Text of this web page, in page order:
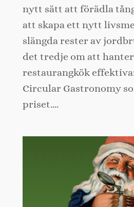
nytt sätt att förädla
att skapa ett nytt
slängda rester av
det tredje om att
restaurangkök
Circular Gastronomy
priset.…